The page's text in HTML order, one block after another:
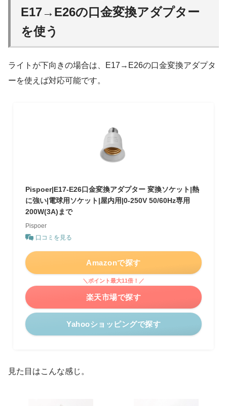
E17→E26の口金変換アダプター
を使う
ライトが下向きの場合は、E17→E26の口金変換アダプタ
ーを使えば対応可能です。
Pispoer|E17-E26口金変換アダプター 変換ソケット|熱
に強い|電球用ソケット|屋内用|0-250V 50/60Hz専用
200W(3A)まで
Pispoer
口コミを見る
Amazonで探す
＼ポイント最大11倍！／
楽天市場で探す
Yahooショッピングで探す
見た目はこんな感じ。